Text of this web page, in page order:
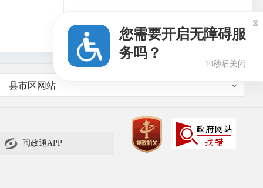
县市区网站
 闽政通APP
您需要开启无障碍服
务吗？
9秒后关闭
